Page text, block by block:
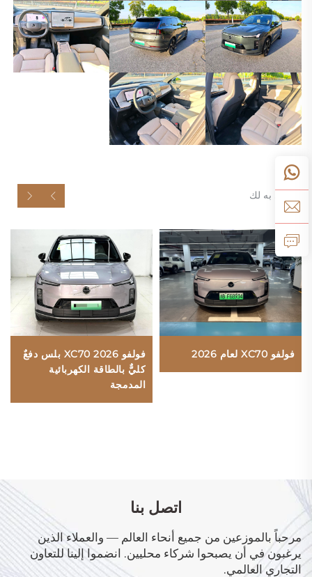
موصى به لك
فولفو XC70 لعام 2026
فولفو XC70 2026 بلس دفعٌ
كليٌّ بالطاقة الكهربائية
المدمجة
اتصل بنا
مرحباً بالموزعين من جميع أنحاء العالم — والعملاء الذين
يرغبون في أن يصبحوا شركاء محليين. انضموا إلينا للتعاون
التجاري العالمي.